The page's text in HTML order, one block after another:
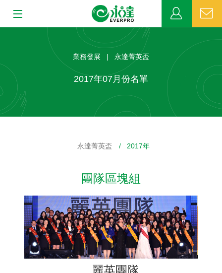
MDRT
網站連結
聯絡我們
業務發展 | 永達菁英盃
2017年07月份名單
永達菁英盃 / 2017年
團隊區塊組